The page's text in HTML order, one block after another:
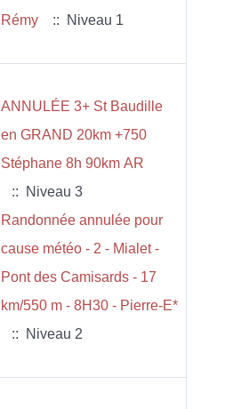
Rémy
:: Niveau 1
ANNULÉE 3+ St Baudille
en GRAND 20km +750
Stéphane 8h 90km AR
:: Niveau 3
Randonnée annulée pour
cause météo - 2 - Mialet -
Pont des Camisards - 17
km/550 m - 8H30 - Pierre-E*
:: Niveau 2